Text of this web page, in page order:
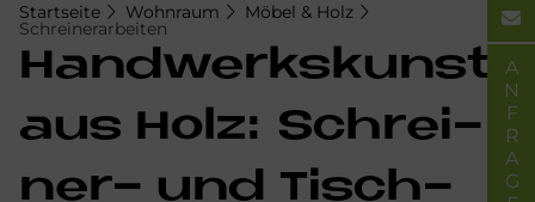
Startseite Wohnraum Möbel & Holz
Schreinerarbeiten
Hand­werks­kunst
aus Holz: Schrei­
ner- und Tisch­
ANFRAGE